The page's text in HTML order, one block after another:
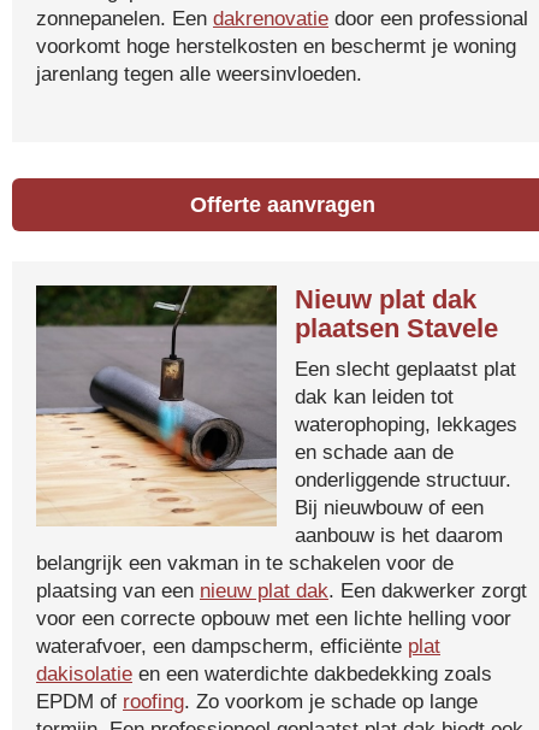
zonnepanelen. Een dakrenovatie door een professional
voorkomt hoge herstelkosten en beschermt je woning
jarenlang tegen alle weersinvloeden.
Offerte aanvragen
Nieuw plat dak
plaatsen Stavele
Een slecht geplaatst plat
dak kan leiden tot
waterophoping, lekkages
en schade aan de
onderliggende structuur.
Bij nieuwbouw of een
aanbouw is het daarom
belangrijk een vakman in te schakelen voor de
plaatsing van een nieuw plat dak. Een dakwerker zorgt
voor een correcte opbouw met een lichte helling voor
waterafvoer, een dampscherm, efficiënte plat
dakisolatie en een waterdichte dakbedekking zoals
EPDM of roofing. Zo voorkom je schade op lange